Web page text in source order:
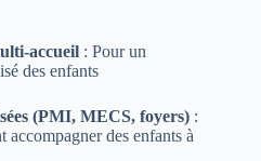
accueil : Pour un
des enfants
(PMI, MECS, foyers) :
accompagner des enfants à